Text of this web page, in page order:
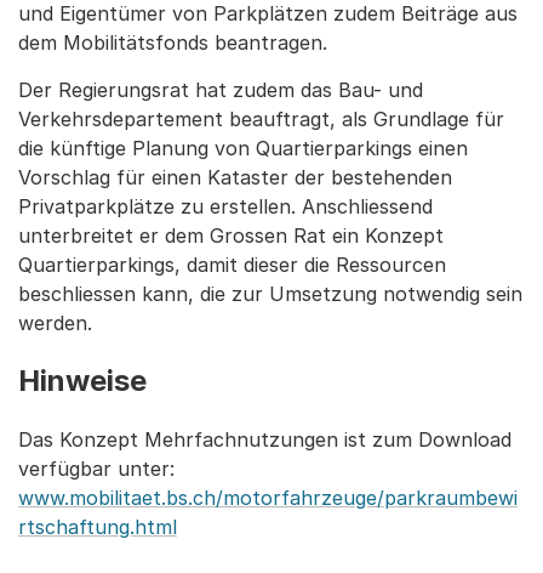
und Eigentümer von Parkplätzen zudem Beiträge aus
dem Mobilitätsfonds beantragen.
Der Regierungsrat hat zudem das Bau- und
Verkehrsdepartement beauftragt, als Grundlage für
die künftige Planung von Quartierparkings einen
Vorschlag für einen Kataster der bestehenden
Privatparkplätze zu erstellen. Anschliessend
unterbreitet er dem Grossen Rat ein Konzept
Quartierparkings, damit dieser die Ressourcen
beschliessen kann, die zur Umsetzung notwendig sein
werden.
Hinweise
Das Konzept Mehrfachnutzungen ist zum Download
verfügbar unter:
www.mobilitaet.bs.ch/motorfahrzeuge/parkraumbewi
rtschaftung.html